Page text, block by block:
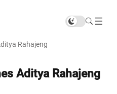
Rahajeng
Aditya Rahajeng